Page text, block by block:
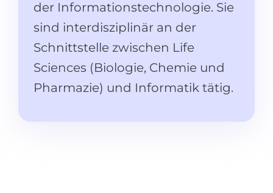
STUDIENKOLLEG
Studienkollegs
Studienkolleg-Kurse
Freshman / Foundation
Bachelor
Master
Zweitstudium
BEWERBEN NACH …
der Informationstechnologie. Sie
sind interdisziplinär an der
Schnittstelle zwischen Life
Sciences (Biologie, Chemie und
Pharmazie) und Informatik tätig.